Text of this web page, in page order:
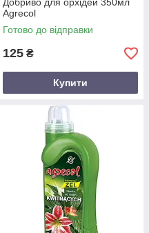
Agrecol
Готово до відправки
125 ₴
Купити